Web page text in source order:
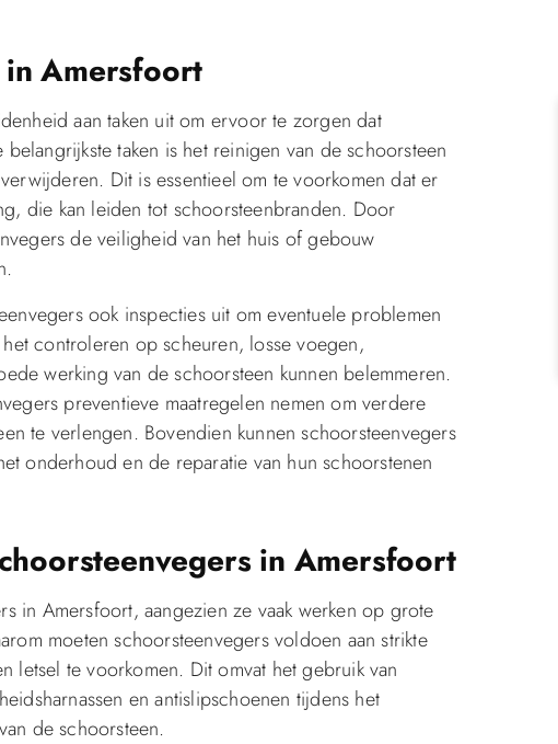
in Amersfoort
aan taken uit om ervoor te zorgen dat
taken is het reinigen van de schoorsteen
Dit is essentieel om te voorkomen dat er
die kan leiden tot schoorsteenbranden. Door
de veiligheid van het huis of gebouw
ook inspecties uit om eventuele problemen
controleren op scheuren, losse voegen,
werking van de schoorsteen kunnen belemmeren.
preventieve maatregelen nemen om verdere
te verlengen. Bovendien kunnen schoorsteenvegers
onderhoud en de reparatie van hun schoorstenen
in Amersfoort
in Amersfoort, aangezien ze vaak werken op grote
moeten schoorsteenvegers voldoen aan strikte
te voorkomen. Dit omvat het gebruik van
en antislipschoenen tijdens het
de schoorsteen.